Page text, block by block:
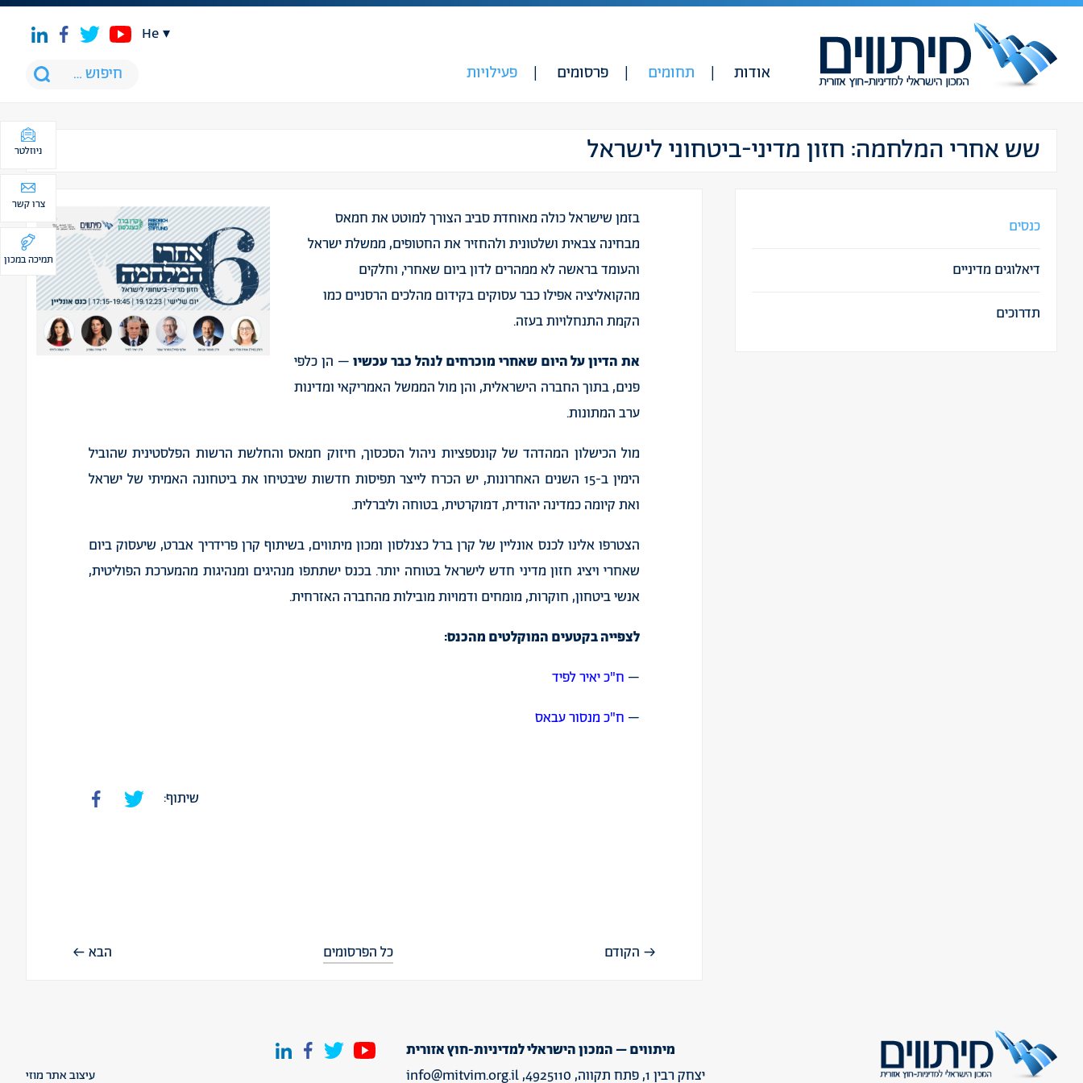
אודות תחומים פרסומים פעילויות
he
שש אחרי המלחמה: חזון מדיני-ביטחוני לישראל
בזמן שישראל כולה מאוחדת סביב הצורך למוטט את חמאס
מבחינה צבאית ושלטונית ולהחזיר את החטופים, ממשלת ישראל
והעומד בראשה לא ממהרים לדון ביום שאחרי, וחלקים
מהקואליציה אפילו כבר עסוקים בקידום מהלכים הרסניים כמו
הקמת התנחלויות בעזה.
את הדיון על היום שאחרי מוכרחים לנהל כבר עכשיו– הן כלפי
פנים, בתוך החברה הישראלית, והן מול הממשל האמריקאי ומדינות
ערב המתונות.
מול הכישלון המהדהד של קונספציות ניהול הסכסוך, חיזוק חמאס והחלשת הרשות הפלסטינית שהוביל
הימין ב-15 השנים האחרונות, יש הכרח לייצר תפיסות חדשות שיבטיחו את ביטחונה האמיתי של ישראל
ואת קיומה כמדינה יהודית, דמוקרטית, בטוחה וליברלית.
הצטרפו אלינו לכנס אונליין של קרן ברל כצנלסון ומכון מיתווים, בשיתוף קרן פרידריך אברט, שיעסוק ביום
שאחרי ויציג חזון מדיני חדש לישראל בטוחה יותר. בכנס ישתתפו מנהיגים ומנהיגות מהמערכת הפוליטית,
אנשי ביטחון, חוקרות, מומחים ודמויות מובילות מהחברה האזרחית.
לצפייה בקטעים המוקלטים מהכנס:
– ח"כ יאיר לפיד
– ח"כ מנסור עבאס
שיתוף:
הקודם כל הפרסומים הבא
כנסים
דיאלוגים מדיניים
תדרוכים
מיתווים – המכון הישראלי למדיניות-חוץ אזורית
יצחק רבין 1, פתח תקווה, 4925110,
info@mitvim.org.il עיצוב אתר מוזי
ניוזלטר
צרו קשר
תמיכה במכון